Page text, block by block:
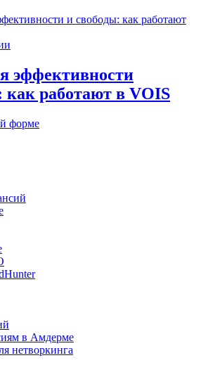
эффективности
как работают в VOIS
форме
в Амдерме
нетворкинга